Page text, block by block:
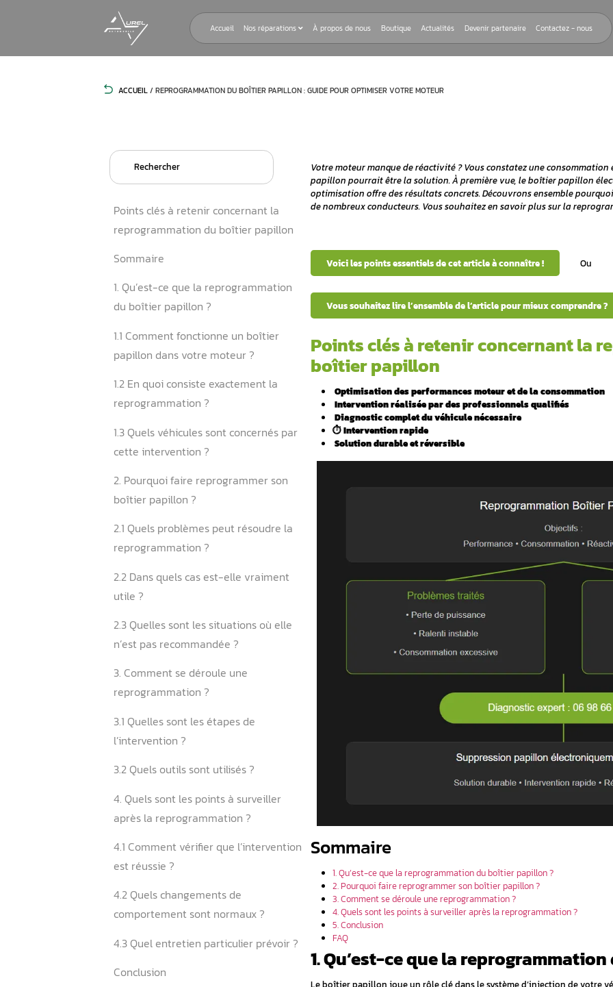
Accueil Nos réparations À propos de nous Boutique Actualités Devenir
Points clés à retenir concernant la
reprogrammation du boîtier papillon
1. Qu’est-ce que la reprogrammation
du boîtier papillon ?
1.1 Comment fonctionne un boîtier
papillon dans votre moteur ?
1.2 En quoi consiste exactement la
reprogrammation ?
1.3 Quels véhicules sont concernés par
2. Pourquoi faire reprogrammer son
boîtier papillon ?
reprogrammation ?
2.2 Dans quels cas est-elle vraiment
utile ?
n’est pas recommandée ?
3. Comment se déroule une
reprogrammation ?
3.1 Quelles sont les étapes de
3.2 Quels outils sont utilisés ?
Votre moteur manque de réactivité ?
de nombreux conducteurs. Vous
Points clés à retenir
boîtier papillon
Intervention réalisée par des
complet du véhicule
⏱️ Intervention rapide